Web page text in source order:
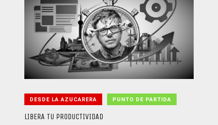
DESDE LA AZUCARERA PUNTO DE PARTIDA
LIBERA TU PRODUCTIVIDAD